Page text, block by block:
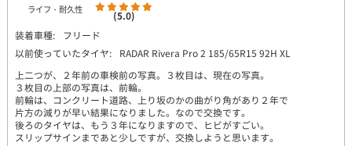
ライフ・耐久性
(5.0)
装着車種:
フリード
以前使っていたタイヤ:
RADAR Rivera Pro 2 185/65R15 92H XL
上二つが、２年前の車検前の写真。３枚目は、現在の写真。
３枚目の上部の写真は、前輪。
前輪は、コンクリート道路、上り坂のかの曲がり角があり２年で
片方の減りが早い結果になりました。なので交換です。
後ろのタイヤは、もう３年になりますので、ヒビがすごい。
スリップサインまであと少しですが、交換しようと思います。